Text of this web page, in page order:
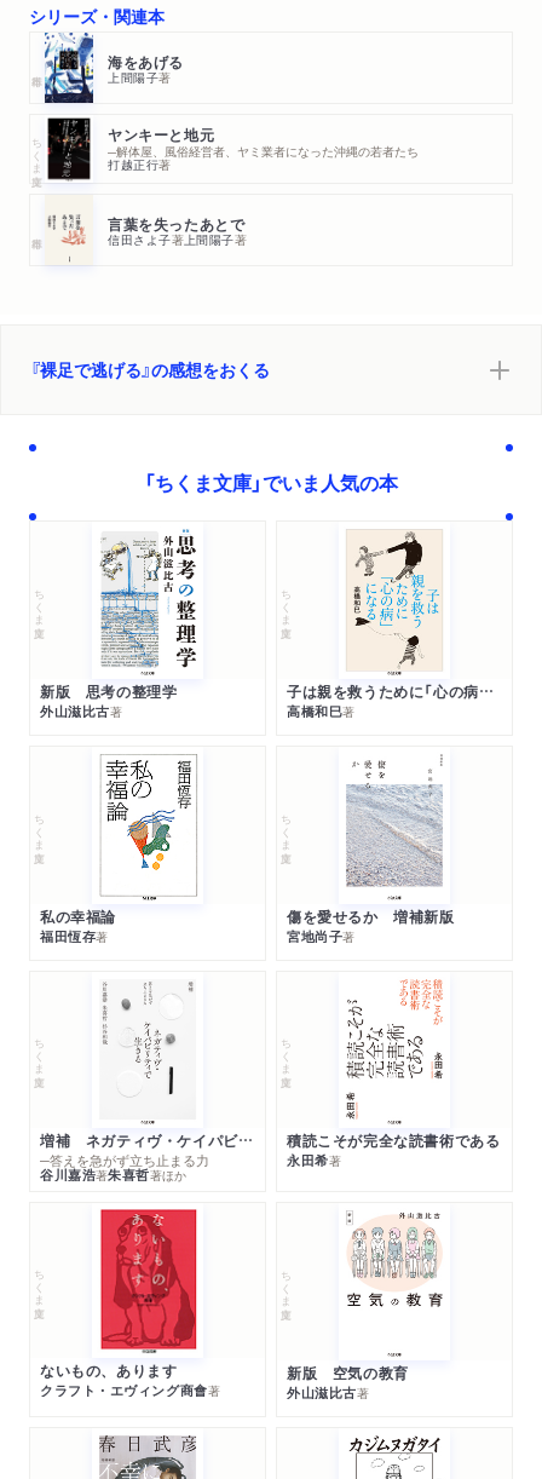
WEB 2025/12/03
リアルサウンド ブックで紹介されました。「「かわいそう」
でも「たくましい」でもない 上間陽子が追い続けた、沖縄
の少女たちの“生”の記録」
シリーズ・関連本
海をあげる
上間陽子著
ちくま文庫 ヤンキーと地元
─解体屋、風俗経営者、ヤミ業者になった沖縄の若者たち
打越正行著
言葉を失ったあとで
信田さよ子著上間陽子著
『裸足で逃げる』の感想をおくる
「ちくま文庫」でいま人気の本
ちくま文庫
新版 思考の整理学
外山滋比古著
ちくま文庫
子は親を救うために「心の病」になる
高橋和巳著
ちくま文庫
私の幸福論
福田恆存著
ちくま文庫
傷を愛せるか 増補新版
宮地尚子著
ちくま文庫
増補 ネガティヴ・ケイパビリティで生きる
─答えを急がず立ち止まる力
谷川嘉浩著朱喜哲著ほか
ちくま文庫
積読こそが完全な読書術である
永田希著
ちくま文庫
ないもの、あります
クラフト・エヴィング商會著
ちくま文庫
新版 空気の教育
外山滋比古著